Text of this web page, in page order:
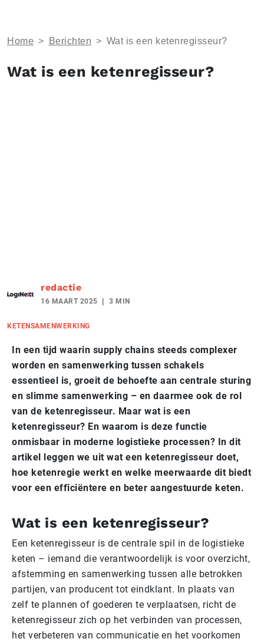
Home > Berichten > Wat is een ketenregisseur?
Wat is een ketenregisseur?
redactie
16 MAART 2025 3 MIN
KETENSAMENWERKING
In een tijd waarin supply chains steeds complexer
worden en samenwerking tussen schakels
essentieel is, groeit de behoefte aan centrale sturing
en slimme samenwerking – en daarmee ook de rol
van de ketenregisseur. Maar wat is een
ketenregisseur? En waarom is deze functie
onmisbaar in moderne logistieke processen? In dit
artikel leggen we uit wat een ketenregisseur doet,
hoe ketenregie werkt en welke meerwaarde dit biedt
voor een efficiëntere en beter aangestuurde keten.
Wat is een ketenregisseur?
Een ketenregisseur is de centrale spil in de logistieke
keten – iemand die verantwoordelijk is voor overzicht,
afstemming en samenwerking tussen alle betrokken
partijen, van producent tot eindklant. In plaats van
zelf te plannen of goederen te verplaatsen, richt de
ketenregisseur zich op het verbinden van processen,
het verbeteren van communicatie en het voorkomen